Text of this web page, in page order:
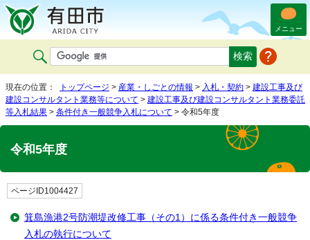
メニュー
現在の位置： トップページ > 産業・しごとの情報 > 入札・契約 > 建設工事及び
建設コンサルタント業務等について > 建設工事及び建設コンサルタント業務委託
等入札結果 > 条件付き一般競争入札について > 令和5年度
令和5年度
ページID1004427
箕島漁港2号防潮堤改修工事（その1）に係る条件付き一般競争
入札の執行について